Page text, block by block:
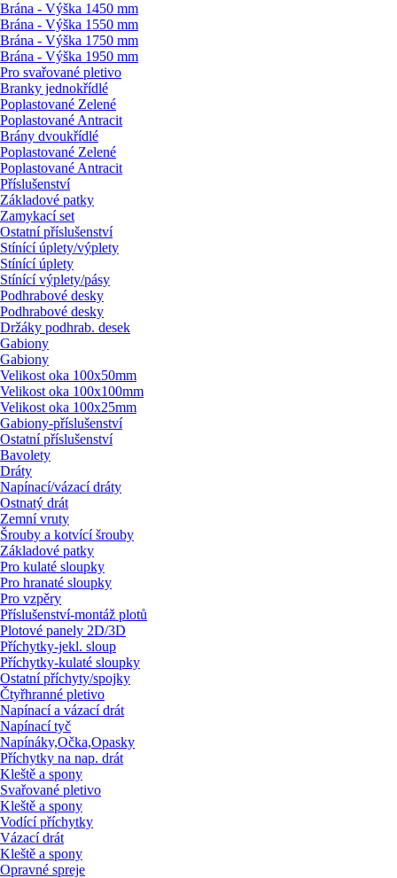
Brána - Výška 1450 mm
Brána - Výška 1550 mm
Brána - Výška 1750 mm
Brána - Výška 1950 mm
Pro svařované pletivo
Branky jednokřídlé
Poplastované Zelené
Poplastované Antracit
Brány dvoukřídlé
Poplastované Zelené
Poplastované Antracit
Příslušenství
Základové patky
Zamykací set
Ostatní příslušenství
Stínící úplety/výplety
Stínící úplety
Stínící výplety/pásy
Podhrabové desky
Podhrabové desky
Držáky podhrab. desek
Gabiony
Gabiony
Velikost oka 100x50mm
Velikost oka 100x100mm
Velikost oka 100x25mm
Gabiony-příslušenství
Ostatní příslušenství
Bavolety
Dráty
Napínací/vázací dráty
Ostnatý drát
Zemní vruty
Šrouby a kotvící šrouby
Základové patky
Pro kulaté sloupky
Pro hranaté sloupky
Pro vzpěry
Příslušenství-montáž plotů
Plotové panely 2D/3D
Příchytky-jekl. sloup
Příchytky-kulaté sloupky
Ostatní příchyty/spojky
Čtyřhranné pletivo
Napínací a vázací drát
Napínací tyč
Napínáky,Očka,Opasky
Příchytky na nap. drát
Kleště a spony
Svařované pletivo
Kleště a spony
Vodící příchytky
Vázací drát
Kleště a spony
Opravné spreje